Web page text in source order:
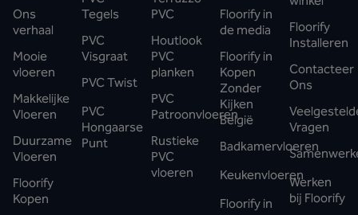
Ons
verhaal
Mooie
vloeren
Makkelijke
Vloeren
Duurzame
Vloeren
Floorify
Kopen
Tegels
PVC
Visgraat
PVC Twist
PVC
Hongaarse
Punt
PVC
Houtlook
PVC
planken
PVC
Patroonvloeren
Rustieke
PVC
vloeren
Floorify in
de media
Floorify in
Kopen
Zonder
Kijken
België
Badkamervloeren
Keukenvloeren
Floorify in
Floorify
Installeren
Contacteer
Ons
Vragen
Werken
bij Floorify